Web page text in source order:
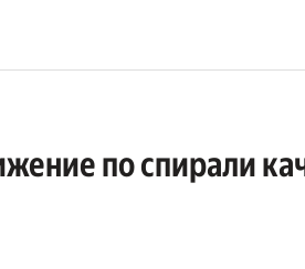
по спирали